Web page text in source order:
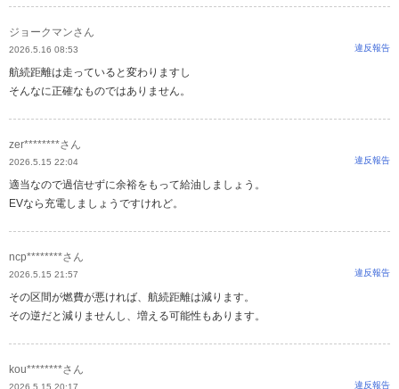
ジョークマンさん
2026.5.16 08:53 違反報告
航続距離は走っていると変わりますし
そんなに正確なものではありません。
zer********さん
2026.5.15 22:04 違反報告
適当なので過信せずに余裕をもって給油しましょう。
EVなら充電しましょうですけれど。
ncp********さん
2026.5.15 21:57 違反報告
その区間が燃費が悪ければ、航続距離は減ります。
その逆だと減りませんし、増える可能性もあります。
kou********さん
2026.5.15 20:17 違反報告